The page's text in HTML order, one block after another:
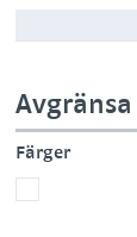
Färger